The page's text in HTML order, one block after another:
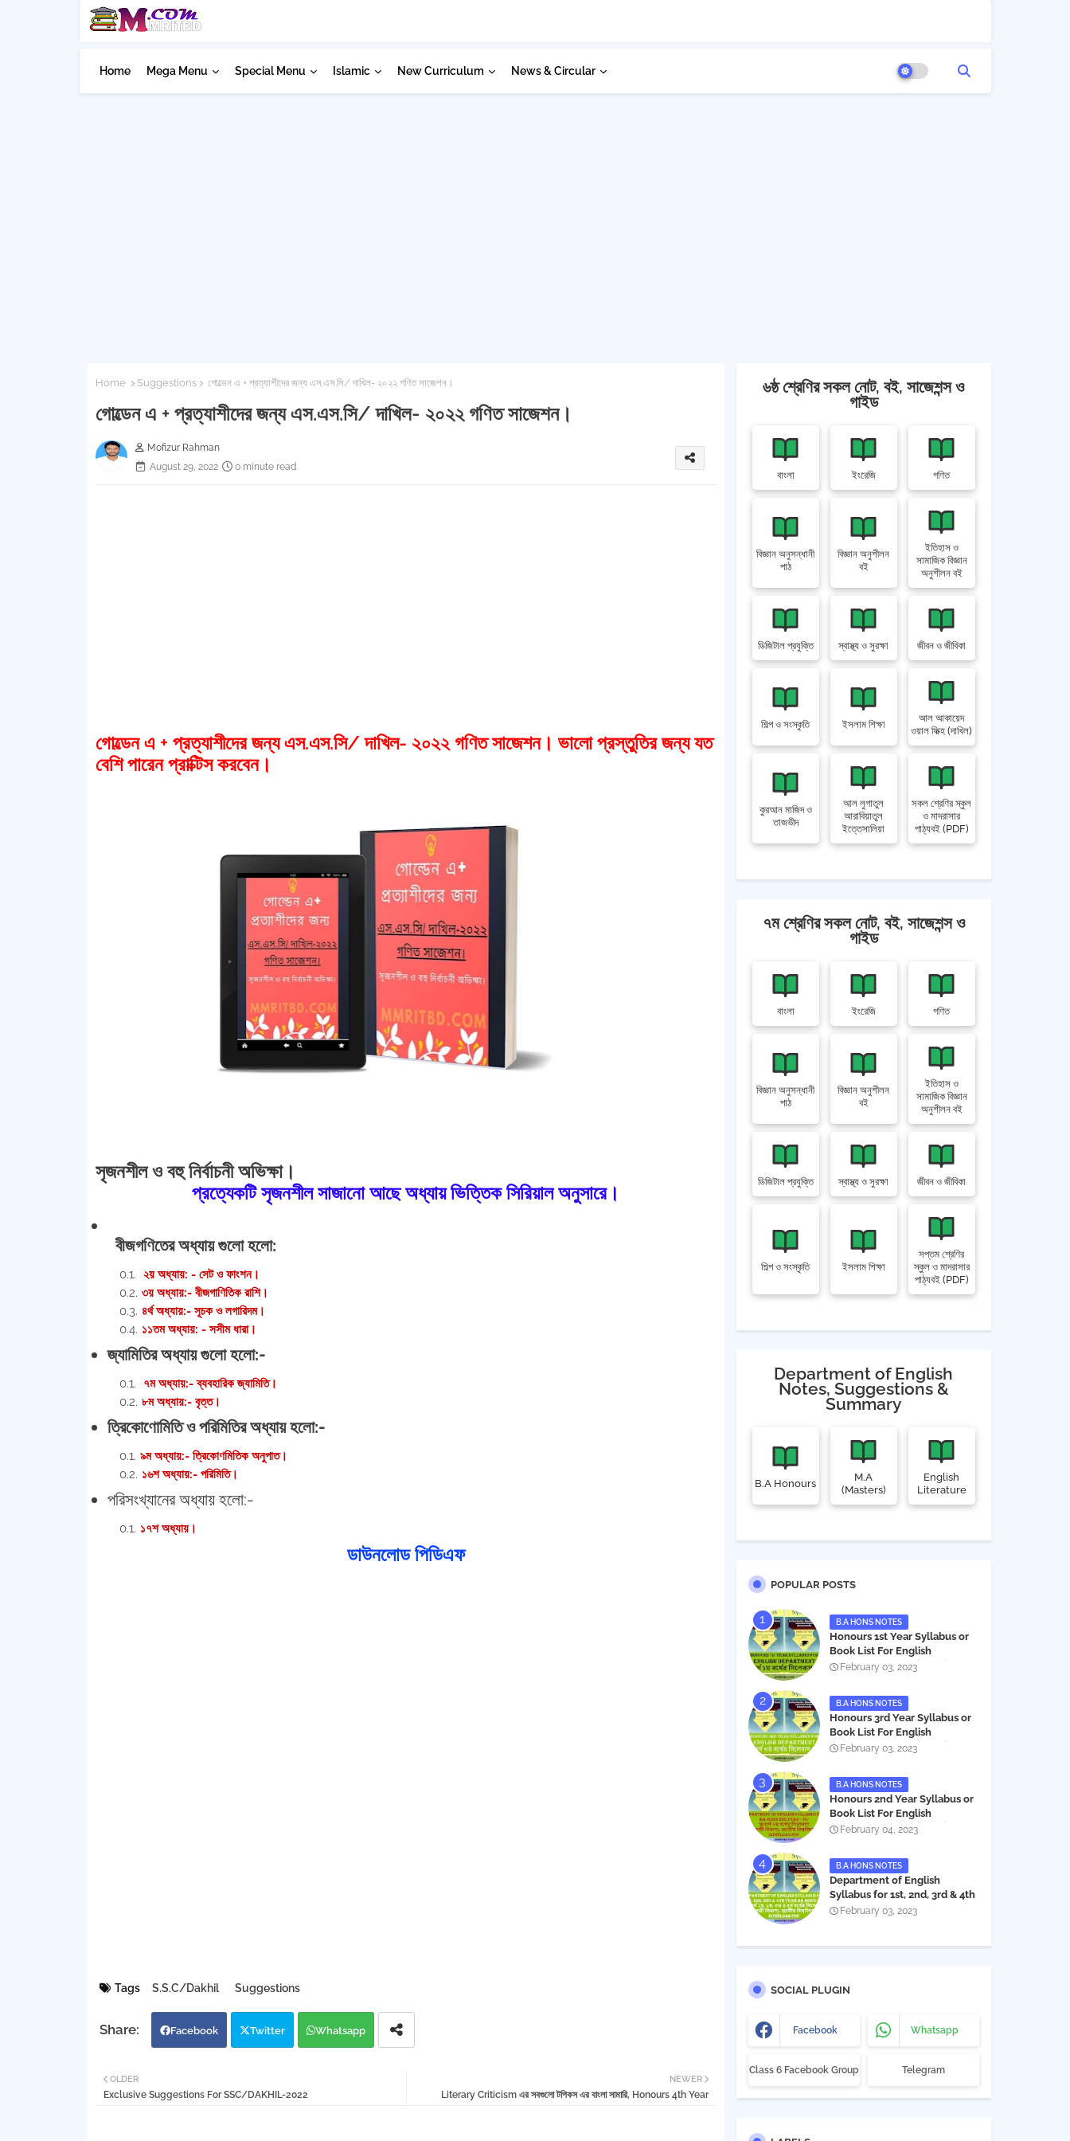
Home Mega Menu Special Menu Islamic New Curriculum News & Circular
Home Suggestions গোল্ডেন এ + প্রত্যাশীদের জন্য এস.এস.সি/ দাখিল- ২০২২ গণিত সাজেশন।
গোল্ডেন এ + প্রত্যাশীদের জন্য এস.এস.সি/ দাখিল- ২০২২ গণিত সাজেশন।
Mofizur Rahman
August 29, 2022
0 minute read
গোল্ডেন এ + প্রত্যাশীদের জন্য এস.এস.সি/ দাখিল- ২০২২ গণিত সাজেশন। ভালো প্রস্তুতির জন্য যত
বেশি পারেন প্রাক্টিস করবেন।
সৃজনশীল ও বহু নির্বাচনী অভিক্ষা।
প্রত্যেকটি সৃজনশীল সাজানো আছে অধ্যায় ভিত্তিক সিরিয়াল অনুসারে।
বীজগণিতের অধ্যায় গুলো হলো:
২য় অধ্যায়: - সেট ও ফাংশন।
৩য় অধ্যায়:- বীজগাণিতিক রাশি।
৪র্থ অধ্যায়:- সূচক ও লগারিদম।
১১তম অধ্যায়: - সসীম ধারা।
জ্যামিতির অধ্যায় গুলো হলো:-
৭ম অধ্যায়:- ব্যবহারিক জ্যামিতি।
৮ম অধ্যায়:- বৃত্ত।
ত্রিকোণোমিতি ও পরিমিতির অধ্যায় হলো:-
৯ম অধ্যায়:- ত্রিকোণমিতিক অনুপাত।
১৬শ অধ্যায়:- পরিমিতি।
পরিসংখ্যানের অধ্যায় হলো:-
১৭শ অধ্যায়।
ডাউনলোড পিডিএফ
Tags S.S.C/Dakhil Suggestions
Facebook Twitter Whatsapp
NEWER
Literary Criticism এর সবগুলো টপিকস এর বাংলা সামারি, Honours 4th Year
OLDER
Exclusive Suggestions For SSC/DAKHIL-2022
৬ষ্ঠ শ্রেণির সকল নোট, বই, সাজেশন্স ও
গাইড
বাংলা ইংরেজি গণিত
বিজ্ঞান অনুসন্ধানী
পাঠ
বিজ্ঞান অনুশীলন
বই
ইতিহাস ও
সামাজিক বিজ্ঞান
অনুশীলন বই
ডিজিটাল প্রযুক্তি স্বাস্থ্য ও সুরক্ষা জীবন ও জীবিকা
শিল্প ও সংস্কৃতি ইসলাম শিক্ষা
আল আকায়েদ
ওয়াল ফিক্হ (দাখিল)
কুরআন মাজিদ ও
তাজভীদ
আল লুগাতুল
আরাবিয়াতুল
ইত্তেসালিয়া
সকল শ্রেণির স্কুল
ও মাদরাসার
পাঠ্যবই (PDF)
৭ম শ্রেণির সকল নোট, বই, সাজেশন্স ও
গাইড
বাংলা ইংরেজি গণিত
বিজ্ঞান অনুসন্ধানী
পাঠ
বিজ্ঞান অনুশীলন
বই
ইতিহাস ও
সামাজিক বিজ্ঞান
অনুশীলন বই
ডিজিটাল প্রযুক্তি স্বাস্থ্য ও সুরক্ষা জীবন ও জীবিকা
শিল্প ও সংস্কৃতি ইসলাম শিক্ষা
সপ্তম শ্রেণির
স্কুল ও মাদরাসার
পাঠ্যবই (PDF)
Department of English
Notes, Suggestions &
Summary
B.A Honours
M.A
(Masters)
English
Literature
POPULAR POSTS
B.A HONS NOTES
Honours 1st Year Syllabus or
Book List For English
Department - অনার্স ১ম বর্ষের সিলেবাস
February 03, 2023
B.A HONS NOTES
Honours 3rd Year Syllabus or
Book List For English
Department - অনার্স ৩য় বর্ষের সিলেবাস
February 03, 2023
B.A HONS NOTES
Honours 2nd Year Syllabus or
Book List For English
Department - অনার্স ২য় বর্ষের সিলেবাস
February 04, 2023
B.A HONS NOTES
Department of English
Syllabus for 1st, 2nd, 3rd & 4th
Year BA Hon's - NU | বিএ অনার্স
February 03, 2023
SOCIAL PLUGIN
Facebook Whatsapp
Class 6 Facebook Group Telegram